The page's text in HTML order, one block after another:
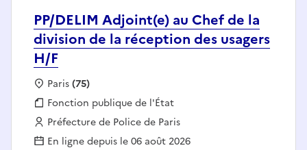
PP/DELIM Adjoint(e) au Chef de la
division de la réception des usagers
H/F
Localisation :
Paris(75)
Fonction publique :
Fonction publique de l'État
Employeur :
Préfecture de Police de Paris
En ligne depuis le 06 août 2026